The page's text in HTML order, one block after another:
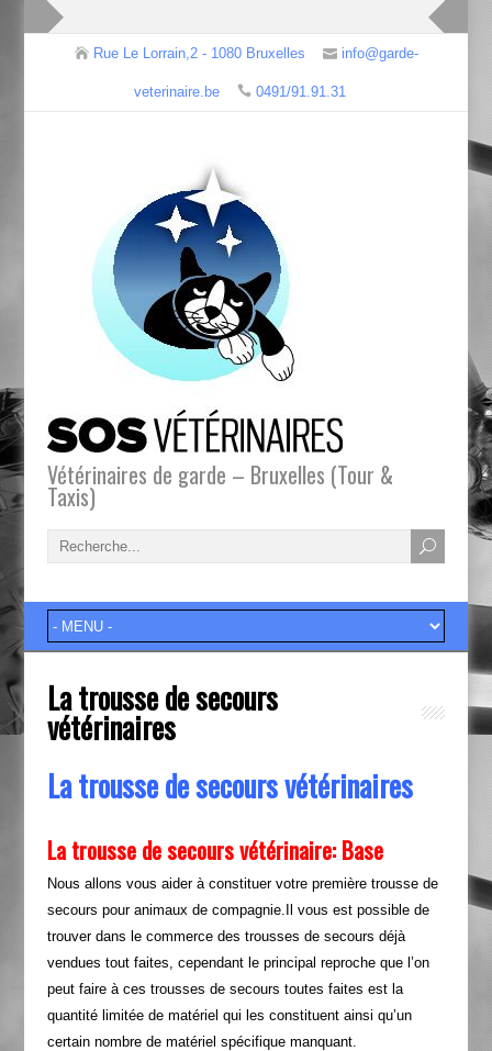
Rue Le Lorrain,2 - 1080 Bruxelles info@garde-
veterinaire.be 0491/91.91.31
Vétérinaires de garde – Bruxelles (Tour &
Taxis)
La trousse de secours
vétérinaires
La trousse de secours vétérinaires
La trousse de secours vétérinaire: Base
Nous allons vous aider à constituer votre première trousse de
secours pour animaux de compagnie.Il vous est possible de
trouver dans le commerce des trousses de secours déjà
vendues tout faites, cependant le principal reproche que l’on
peut faire à ces trousses de secours toutes faites est la
quantité limitée de matériel qui les constituent ainsi qu’un
certain nombre de matériel spécifique manquant.